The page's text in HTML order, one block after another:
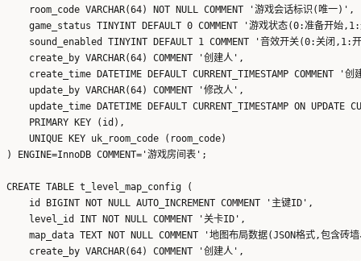
    room_code VARCHAR(64) NOT NULL COMMENT '游戏会话标识(唯一)',
game_status TINYINT DEFAULT 0 COMMENT '游戏状态(0:准备开始,1:
sound_enabled TINYINT DEFAULT 1 COMMENT '音效开关(0:关闭,1:
    create_by VARCHAR(64) COMMENT '创建人',
create_time DATETIME DEFAULT CURRENT_TIMESTAMP COMMENT '创
    update_by VARCHAR(64) COMMENT '修改人',
update_time DATETIME DEFAULT CURRENT_TIMESTAMP ON UPDATE
    PRIMARY KEY (id),
    UNIQUE KEY uk_room_code (room_code)
) ENGINE=InnoDB COMMENT='游戏房间表';
CREATE TABLE t_level_map_config (
    id BIGINT NOT NULL AUTO_INCREMENT COMMENT '主键ID',
    level_id INT NOT NULL COMMENT '关卡ID',
map_data TEXT NOT NULL COMMENT '地图布局数据(JSON格式,包含砖墙
    create_by VARCHAR(64) COMMENT '创建人',